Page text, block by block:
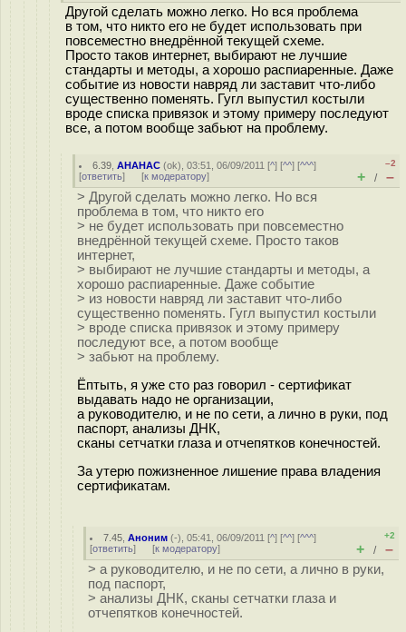
Другой сделать можно легко. Но вся проблема
в том, что никто его не будет использовать при
повсеместно внедрённой текущей схеме.
Просто таков интернет, выбирают не лучшие
стандарты и методы, а хорошо распиаренные. Даже
событие из новости навряд ли заставит что-либо
существенно поменять. Гугл выпустил костыли
вроде списка привязок и этому примеру последуют
все, а потом вообще забьют на проблему.
6.39 ,AHAHAC (ok), 03:51, 06/09/2011 [^] [^^] [^^^]
[ответить] [к модератору]
–2
+ / –
> Другой сделать можно легко. Но вся
проблема в том, что никто его
> не будет использовать при повсеместно
внедрённой текущей схеме. Просто таков
интернет,
> выбирают не лучшие стандарты и методы, а
хорошо распиаренные. Даже событие
> из новости навряд ли заставит что-либо
существенно поменять. Гугл выпустил костыли
> вроде списка привязок и этому примеру
последуют все, а потом вообще
> забьют на проблему.
Ёптыть, я уже сто раз говорил - сертификат
выдавать надо не организации,
а руководителю, и не по сети, а лично в руки, под
паспорт, анализы ДНК,
сканы сетчатки глаза и отчепятков конечностей.
За утерю пожизненное лишение права владения
сертификатам.
7.45 ,Аноним (-), 05:41, 06/09/2011 [^] [^^] [^^^]
[ответить] [к модератору]
+2
+ / –
> а руководителю, и не по сети, а лично в руки,
под паспорт,
> анализы ДНК, сканы сетчатки глаза и
отчепятков конечностей.